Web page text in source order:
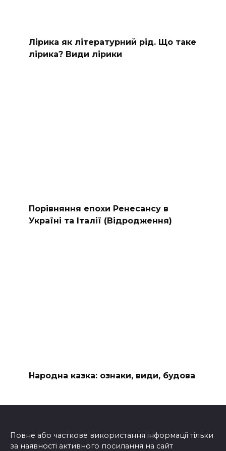
Лірика як літературний рід. Що таке
лірика? Види лірики
Порівняння епохи Ренесансу в
Україні та Італії (Відродження)
Народна казка: ознаки, види, будова
Повне або часткове використання інформації тільки
за наявності активного посилання на сайт